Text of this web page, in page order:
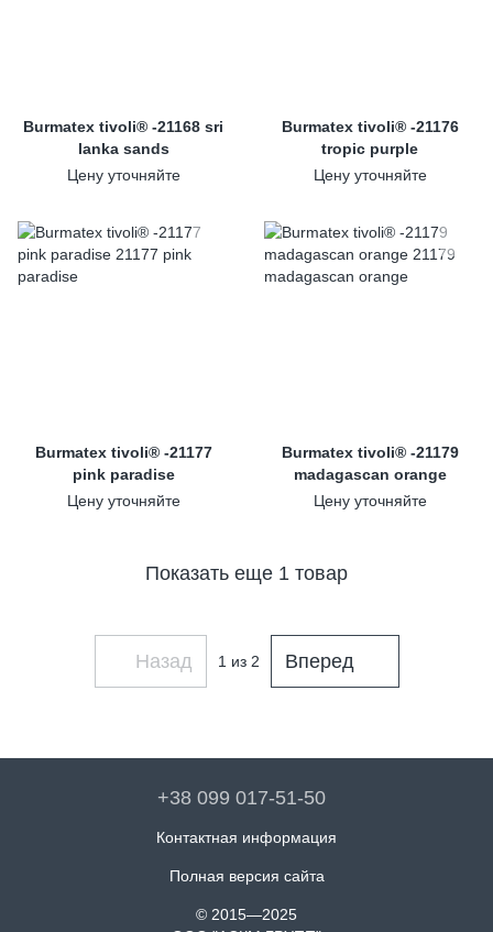
Burmatex tivoli® -21168 sri
lanka sands
Цену уточняйте
Burmatex tivoli® -21176
tropic purple
Цену уточняйте
Burmatex tivoli® -21177
pink paradise
Цену уточняйте
Burmatex tivoli® -21179
madagascan orange
Цену уточняйте
Показать еще 1 товар
Назад 1 из 2 Вперед
+38 099 017-51-50
Контактная информация
Полная версия сайта
© 2015—2025